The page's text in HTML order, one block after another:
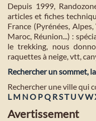
Depuis 1999,
articles et fiches
France (Pyrénées,
Maroc, Réunion...) :
le trekking, nous
raquettes à neige, vtt,
Rechercher un sommet,
Rechercher une ville qui
L M NO PQ R ST U VW
Avertissement